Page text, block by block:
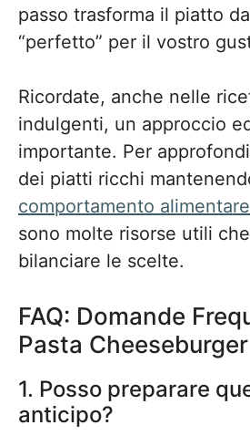
passo trasforma il piatto
“perfetto” per il vostro
Ricordate, anche nelle
indulgenti, un approccio
importante. Per
dei piatti ricchi
comportamento
sono molte risorse utili
bilanciare le scelte.
FAQ: Domande
Pasta Cheeseburger
1. Posso preparare
anticipo?